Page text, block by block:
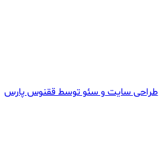
طراحی سایت و سئو توسط ققنوس پارس